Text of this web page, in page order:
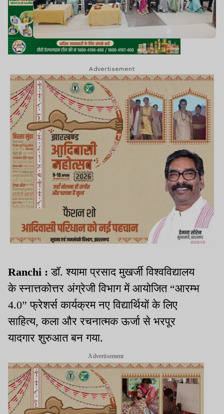
Advertisement
Ranchi : डॉ. श्यामा प्रसाद मुखर्जी विश्वविद्यालय
के स्नात्तकोत्तर अंग्रेजी विभाग में आयोजित “आरम्भ
4.0” फ्रेशर्स कार्यक्रम नए विद्यार्थियों के लिए
साहित्य, कला और रचनात्मक ऊर्जा से भरपूर
यादगार शुरुआत बन गया.
Advertisement